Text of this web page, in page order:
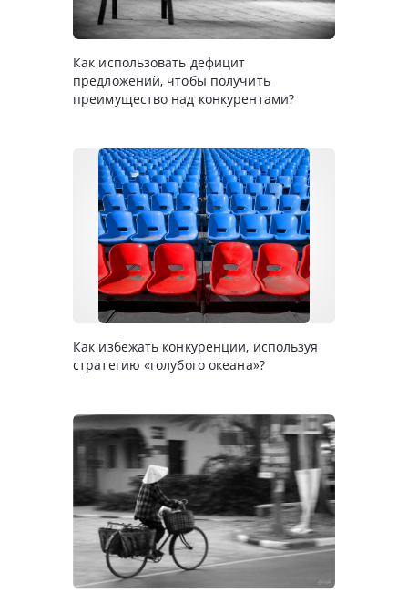
Как использовать дефицит
предложений, чтобы получить
преимущество над конкурентами?
Как избежать конкуренции, используя
стратегию «голубого океана»?